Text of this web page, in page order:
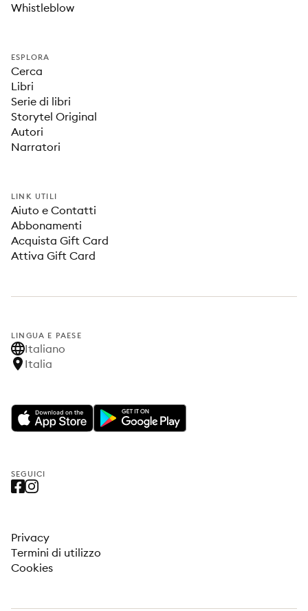
Whistleblow
ESPLORA
Cerca
Libri
Serie di libri
Storytel Original
Autori
Narratori
LINK UTILI
Aiuto e Contatti
Abbonamenti
Acquista Gift Card
Attiva Gift Card
LINGUA E PAESE
Italiano
Italia
SEGUICI
Privacy
Termini di utilizzo
Cookies